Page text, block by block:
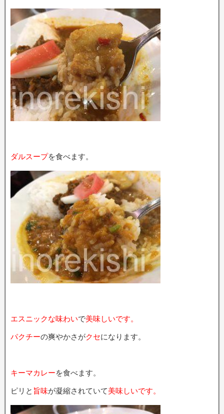
ダルスープを食べます。
エスニックな味わいで美味しいです。
パクチーの爽やかさがクセになります。
キーマカレーを食べます。
ピリと 旨味が凝縮されていて美味しいです。